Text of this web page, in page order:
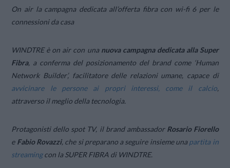
On air la campagna dedicata all’offerta fibra con wi-fi 6 per le
connessioni da casa
WINDTRE è on air con una nuova campagna dedicata alla Super
Fibra, a conferma del posizionamento del brand come ‘Human
Network Builder’, facilitatore delle relazioni umane, capace di
avvicinare le persone ai propri interessi, come il calcio,
attraverso il meglio della tecnologia.
Protagonisti dello spot TV, il brand ambassador Rosario Fiorello
e Fabio Rovazzi, che si preparano a seguire insieme unapartita in
streamingcon la SUPER FIBRA di WINDTRE.